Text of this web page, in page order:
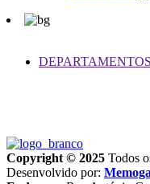
DEPARTAMENTOS
Copyright © 2025 Todos
Desenvolvido por: